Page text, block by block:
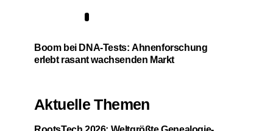
Boom bei DNA-Tests: Ahnenforschung
erlebt rasant wachsenden Markt
Aktuelle Themen